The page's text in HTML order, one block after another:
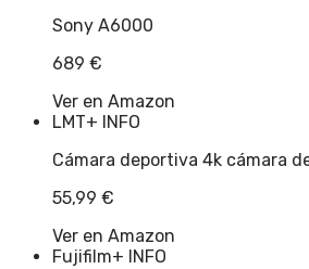
Sony A6000
689 €
Ver en Amazon
LMT+ INFO
Cámara deportiva 4k cámara
55,99 €
Ver en Amazon
Fujifilm+ INFO